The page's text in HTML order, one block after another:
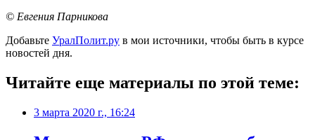
© Евгения Парникова
Добавьте УралПолит.ру в мои источники, чтобы быть в курсе
новостей дня.
Читайте еще материалы по этой теме:
3 марта 2020 г., 16:24